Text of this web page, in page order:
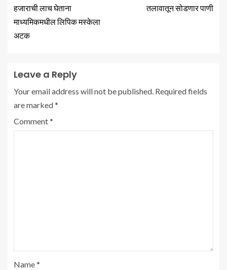
हजाराची लाच घेताना
माध्यमिकमधील लिपिक मस्केला
अटक
तलावातून सोडणार पाणी
Leave a Reply
Your email address will not be published. Required fields
are marked*
Comment*
Name*